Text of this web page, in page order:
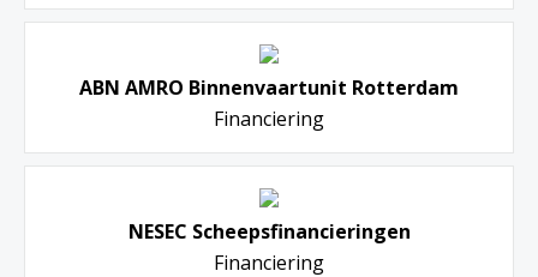
ABN AMRO Binnenvaartunit Rotterdam
Financiering
NESEC Scheepsfinancieringen
Financiering